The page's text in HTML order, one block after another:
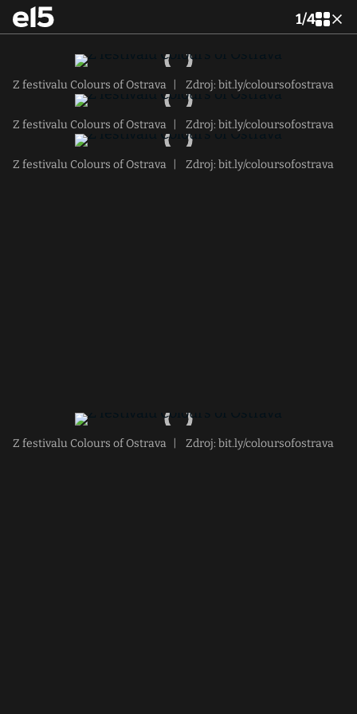
1/4
Z festivalu Colours of Ostrava Zdroj: bit.ly/coloursofostrava
Z festivalu Colours of Ostrava Zdroj: bit.ly/coloursofostrava
Z festivalu Colours of Ostrava Zdroj: bit.ly/coloursofostrava
Z festivalu Colours of Ostrava Zdroj: bit.ly/coloursofostrava